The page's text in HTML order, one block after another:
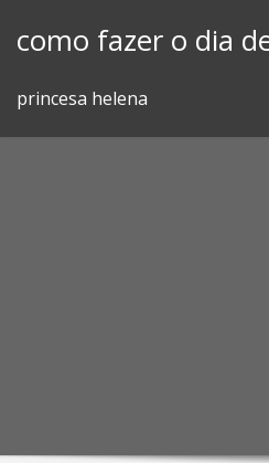
como fazer o dia
princesa helena